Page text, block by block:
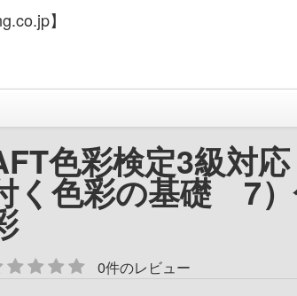
】
色彩検定3級対
く色彩の基礎 7
0件のレビュー